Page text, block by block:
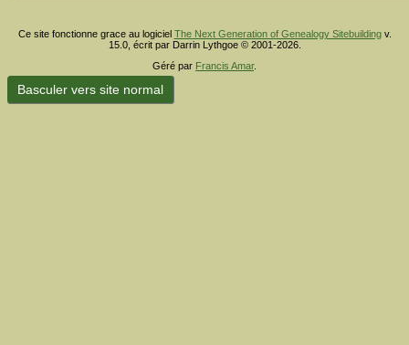
Ce site fonctionne grace au logiciel The Next Generation of Genealogy Sitebuildingv.
15.0, écrit par Darrin Lythgoe © 2001-2026.
Géré par Francis Amar.
Basculer vers site normal